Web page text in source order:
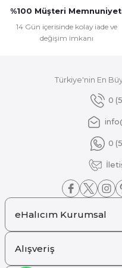
%100 Müşteri
14 Gün içerisinde kolay iade ve
değişim imkanı
Türkiye'nin En
0
0
eHalıcım Kurumsal
Alışveriş